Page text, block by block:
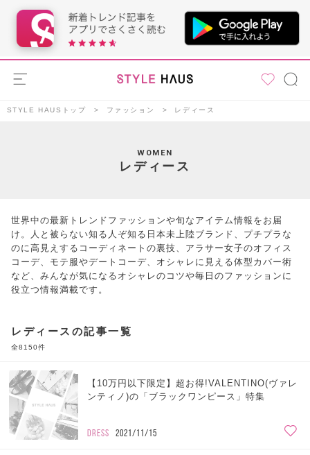
STYLE HAUSトップ ファッション レディース
WOMEN
レディース
世界中の最新トレンドファッションや旬なアイテム情報をお届
け。人と被らない知る人ぞ知る日本未上陸ブランド、プチプラな
のに高見えするコーディネートの裏技、アラサー女子のオフィス
コーデ、モテ服やデートコーデ、オシャレに見える体型カバー術
など、みんなが気になるオシャレのコツや毎日のファッションに
役立つ情報満載です。
レディースの記事一覧
全8150件
【10万円以下限定】超お得!VALENTINO(ヴァレ
ンティノ)の「ブラックワンピース」特集
DRESS 2021/11/15